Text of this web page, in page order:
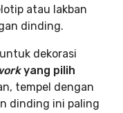
atau lakban
dinding.
dekorasi
yang pilih
tempel dengan
dinding ini paling